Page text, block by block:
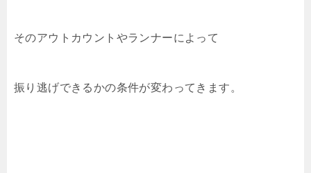
そのアウトカウントやランナーによって
振り逃げできるかの条件が変わってきます。